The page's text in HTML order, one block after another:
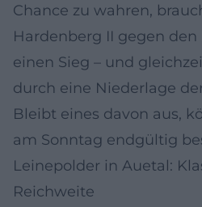
Chance zu wahren,
Hardenberg II gegen
einen Sieg – und
durch eine Niederlage
Bleibt eines davon aus,
am Sonntag endgültig
Leinepolder in Auetal:
Reichweite